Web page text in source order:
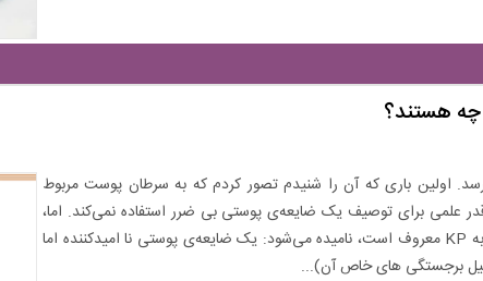
هستند؟
اولین باری که آن را شنیدم تصور کردم که به سرطان پوست مربوط
برای توصیف یک ضایعه‌ی پوستی بی ضرر استفاده نمی‌کند. اما،
این چیزی است که این وضعیت که معمولا به KP معروف است، نامیده می‌شود: یک ضایعه‌ی پوستی نا امیدکننده اما
برجستگی های خاص آن)...